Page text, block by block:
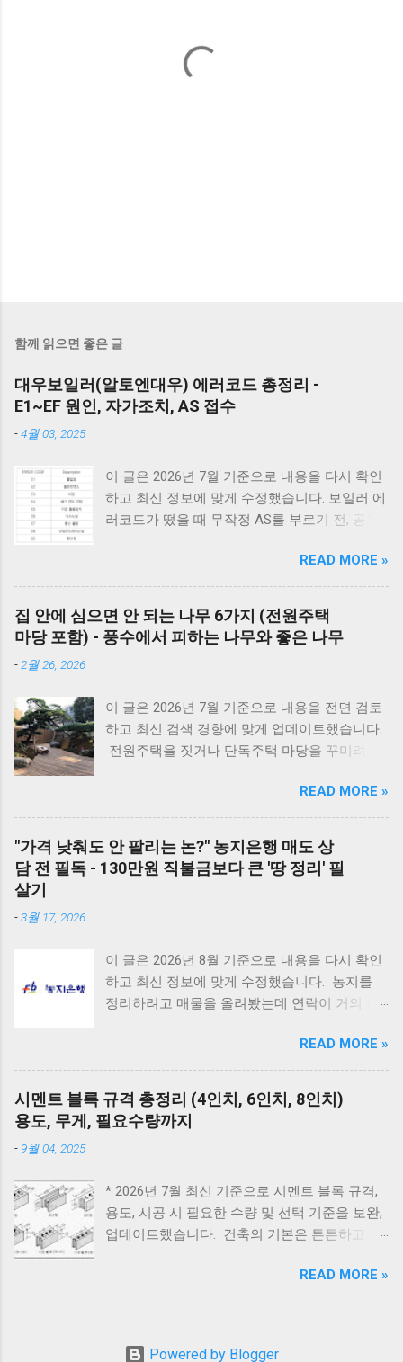
함께 읽으면 좋은 글
대우보일러(알토엔대우) 에러코드 총정리 -
E1~EF 원인, 자가조치, AS 접수
-4월 03, 2025
이 글은 2026년 7월 기준으로 내용을 다시 확인
하고 최신 정보에 맞게 수정했습니다. 보일러 에
러코드가 떴을 때 무작정 AS를 부르기 전, 공통
밸브가 열려 있는지, 2) 전원 플러그를 뽑았다가
5분 뒤 다시 꽂아보았는지(리셋), 3) 실내 온도
조절기의 설정이 올바른지 확인해보세요. 상세
코드는 아래에서 확인할 수 있습니다. E1부터 EF
까지 모든 대우보일러(알토엔대우) 에러코드의
드 E1~EF 원인과 해결법 (AS 전 자가점검, 수리
비) 🚨 잠깐! AS 부르기 전 이것만은 확인하세
요! 에러코드 E1 - 단수나 동파를 확인하세요.
드 E2 - 가스 밸브가 잠겨있지 않나요? 가스레인
지를 켜서 가스가 공급되는지 먼저 확인하세요.
리셋의 마법 - 코드를 뽑고 5분 뒤 다시 꽂는 것
만으로도 단순 센서 오류의 70%는 해결됩니다.
브·단수 여부 확인 조치 : 물 보충 후 리셋 ※ 반
복되면 AS 점검 E2 원인 : 불완전 연소, 가스 공
급 이상 확인 : 가스밸브, 가스레인지 작동 여부
조치 : 가스 확인 후 리셋 E3 원인 : 과열(비등) 확
인 : 난방수 압력, 순환 상태 조치 : 리셋 후 재가
E5 원인 : 이상 불꽃 감지 조치 : 전원 리셋 ※ 계
속 발생하면 센서 점검 E6 원인 : 가스누설 감지
READ MORE »
집 안에 심으면 안 되는 나무 6가지 (전원주택
마당 포함) - 풍수에서 피하는 나무와 좋은 나무
- 2월 26, 2026
이 글은 2026년 7월 기준으로 내용을 전면 검토
하고 최신 검색 경향에 맞게 업데이트했습니다.
전원주택을 짓거나 단독주택 마당을 꾸미려고
다. 바로 ‘ 집 안에 심으면 안 되는 나무 ’ 입니다.
여기서 말하는 ‘집 안’은 실내 화분만을 뜻하는
게 아니라, 담장 안 마당과 집터 전체를 두고 하
는 말입니다. 요즘은 보기 좋은 조경수만 고르기
보다는, 풍수 인테리어라든지 집터의 기운, 재물
하게 됩니다. 인터넷에는 여러 이야기가 있지만,
대부분은 풍수와 민간 신앙에서 전해 내려온 내
용 이며 과학적으로 위험하다는 의미는 아닙니
리 이유를 함께 설명드립니다. 지금부터는 1. 우
리나라에서 예부터 마당에 심지 말라고 전해 내
려온 나무 , 2. 사과나무, 복숭아나무 같은 과실
수에 대한 예부터 전해오는 이야기 3. 풍수적으
면 안 좋은 나무, 심으면 좋은 나무 이 글은 과학
적인 위험성보다는, 한국 전통 풍수와 민간 신앙
을 기준으로 풀어보는 이야기라는 점을 먼저 말
씀드립니다. 심으면 안 좋은 나무 향나무 - 집터
풍수에서 꺼린 이유 향나무는 사계절 푸르고 향
로 심으면 상가의 기운이 스민다고 여겼습니다.
READ MORE »
"가격 낮춰도 안 팔리는 논?" 농지은행 매도 상
담 전 필독 - 130만원 직불금보다 큰 '땅 정리' 필
살기
-3월 17, 2026
이 글은 2026년 8월 기준으로 내용을 다시 확인
하고 최신 정보에 맞게 수정했습니다. 농지를
정리하려고 매물을 올려봤는데 연락이 거의 없
업진흥구역에 포함된 농지는 일반 토지처럼 거
래가 활발하지 않기 때문에 가격을 낮춰도 매수
자가 나타나지 않는 경우가 적지 않습니다. 최근
농촌 인구 감소와 농업 종사자 고령화로 인해 농
지를 매수하려는 사람이 줄어드는 흐름도 영향
농지은행 매도 제도 입니다. 개인 거래가 어렵다
면 공공기관을 통해 농지를 매도하는 방법을 검
토하게 되는 것입니다. 땅 매매 상담을 준비하면
았습니다. 지금부터 1. 농지은행 매도가 가능한
이 이 세 가지를 차근차근 설명 드리겠습니다. *
READ MORE »
시멘트 블록 규격 총정리 (4인치, 6인치, 8인치)
용도, 무게, 필요수량까지
- 9월 04, 2025
* 2026년 7월 최신 기준으로 시멘트 블록 규격,
용도, 시공 시 필요한 수량 및 선택 기준을 보완,
업데이트했습니다. 건축의 기본은 튼튼하고 제
사용되는 시멘트 블록과 조적 벽돌은 건축물의
시공 효율을 높이고, 구조적 안전성을 확보할 수
READ MORE »
Powered by Blogger